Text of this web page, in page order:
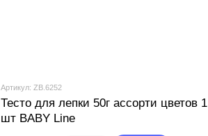
Артикул: ZB.6252
Тесто для лепки 50г ассорти цветов 1
шт BABY Line